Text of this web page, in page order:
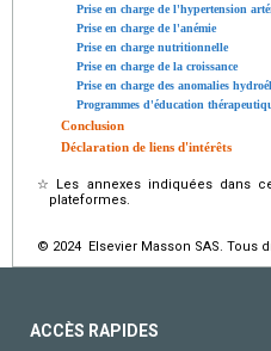
Prise en charge de l'hypertension
Prise en charge de l'anémie
Prise en charge nutritionnelle
Prise en charge de la croissance
Prise en charge des anomalies
Programmes d'éducation
Conclusion
Déclaration de liens d'intérêts
☆
Les annexes indiquées dans
plateformes.
© 2024 Elsevier Masson SAS. Tous
ACCÈS RAPIDES